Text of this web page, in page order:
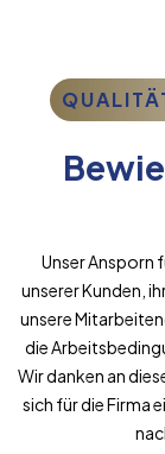
Unser Ansporn
unserer Kunden,
unsere
die
Wir danken an
sich für die Firma